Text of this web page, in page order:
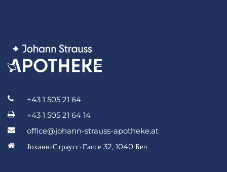
+43 1 505 21 64
+43 1 505 21 64 14
office@johann-strauss-apotheke.at
Јоханн-Страусс-Гассе 32, 1040 Беч